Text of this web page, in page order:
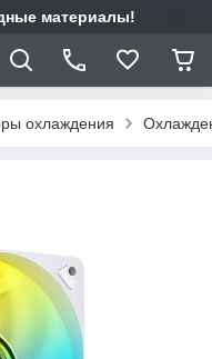
материалы!
охлаждения